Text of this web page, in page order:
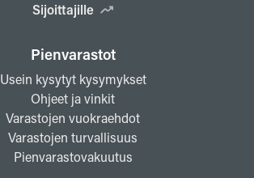
Sijoittajille
Pienvarastot
Usein kysytyt kysymykset
Ohjeet ja vinkit
Varastojen vuokraehdot
Varastojen turvallisuus
Pienvarastovakuutus